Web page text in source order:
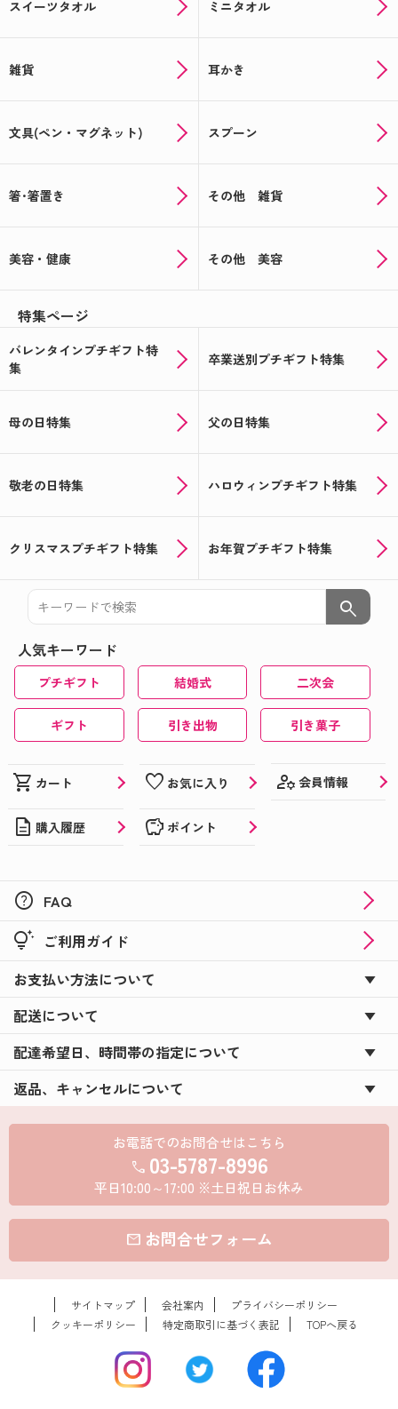
スイーツタオル ミニタオル
雑貨 耳かき
文具(ペン・マグネット) スプーン
箸･箸置き その他 雑貨
美容・健康 その他 美容
特集ページ
バレンタインプチギフト特
集
卒業送別プチギフト特集
母の日特集 父の日特集
敬老の日特集 ハロウィンプチギフト特集
クリスマスプチギフト特集 お年賀プチギフト特集
search
人気キーワード
プチギフト 結婚式 二次会
ギフト 引き出物 引き菓子
shopping_cart カート favorite お気に入り manage_accounts 会員情報
description 購入履歴 savings ポイント
help FAQ
tips_and_updates ご利用ガイド
お支払い方法について
配送について
配達希望日、時間帯の指定について
返品、キャンセルについて
お電話でのお問合せはこちら
call 03-5787-8996
平日10:00～17:00 ※土日祝日お休み
mail お問合せフォーム
サイトマップ 会社案内
プライバシーポリシー
クッキーポリシー
特定商取引に基づく表記 TOPへ戻る